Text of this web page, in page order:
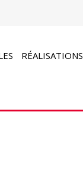
RÉALISATIONS